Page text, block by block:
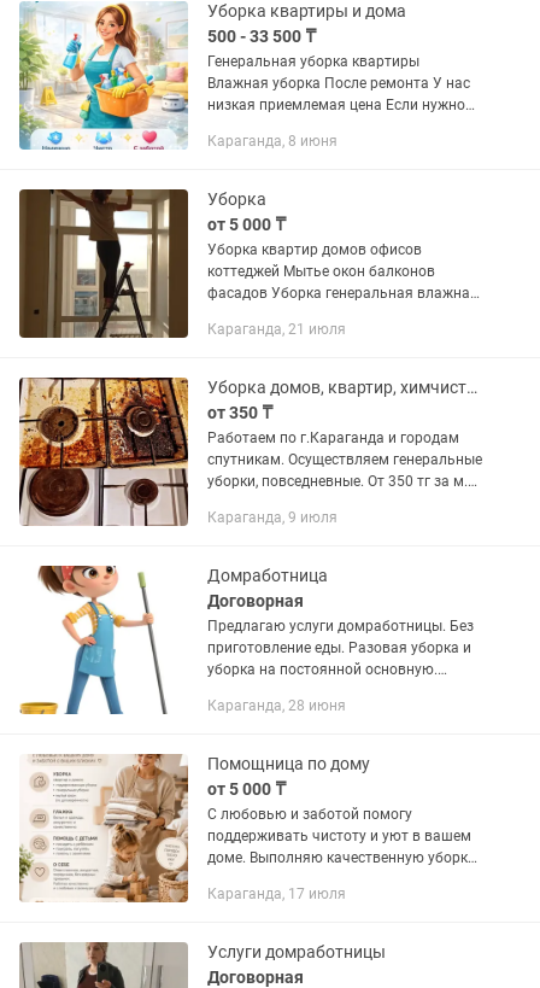
Уборка квартиры и дома
500 - 33 500 ₸
Генеральная уборка квартиры
Влажная уборка После ремонта У нас
низкая приемлемая цена Если нужно
Караганда, 8 июня
Уборка
от 5 000 ₸
Уборка квартир домов офисов
коттеджей Мытье окон балконов
фасадов Уборка генеральная влажная
уборка после дизенфекции уборка
мягкой...
Караганда, 21 июля
Уборка домов, квартир, химчистка мебели. Клининг
от 350 ₸
Работаем по г.Караганда и городам
спутникам. Осуществляем генеральные
уборки, повседневные. От 350 тг за м.
микроволновок, кухоных гарнитуров-
Караганда, 9 июля
Домработница
Договорная
Предлагаю услуги домработницы. Без
приготовление еды. Разовая уборка и
уборка на постоянной основную.
Генеральная,поддерживающая, уборка
Караганда, 28 июня
Помощница по дому
от 5 000 ₸
С любовью и заботой помогу
поддерживать чистоту и уют в вашем
доме. Выполняю качественную уборку
посидеть с ребёнком, поиграть,
Караганда, 17 июля
Услуги домработницы
Договорная